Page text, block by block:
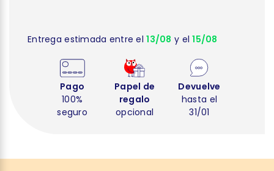
Entrega estimada entre el13/08 y el15/08
Pago
100%
seguro
Papel de
regalo
opcional
Devuelve
hasta el
31/01